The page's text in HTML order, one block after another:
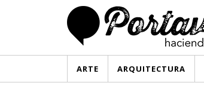
ARTE ARQUITECTURA